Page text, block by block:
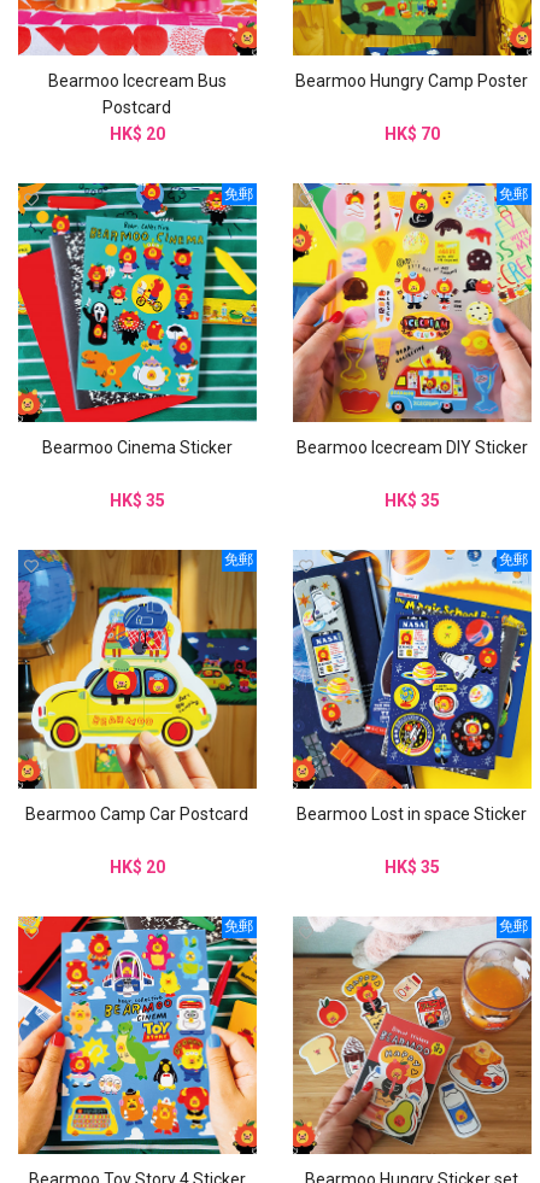
Bearmoo Icecream Bus
Postcard
HK$ 20
Bearmoo Hungry Camp Poster
HK$ 70
免郵
Bearmoo Cinema Sticker
HK$ 35
免郵
Bearmoo Icecream DIY Sticker
HK$ 35
免郵
Bearmoo Camp Car Postcard
HK$ 20
免郵
Bearmoo Lost in space Sticker
HK$ 35
免郵 免郵